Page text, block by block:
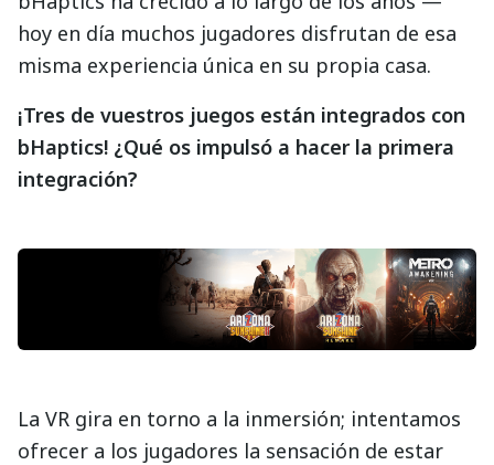
hoy en día muchos jugadores disfrutan de esa
misma experiencia única en su propia casa.
¡Tres de vuestros juegos están integrados con
bHaptics! ¿Qué os impulsó a hacer la primera
integración?
La VR gira en torno a la inmersión; intentamos
ofrecer a los jugadores la sensación de estar